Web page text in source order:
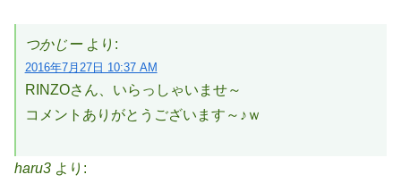
つかじー より:
2016年7月27日 10:37 AM
RINZOさん、いらっしゃいませ～
コメントありがとうございます～♪ｗ
haru3 より: